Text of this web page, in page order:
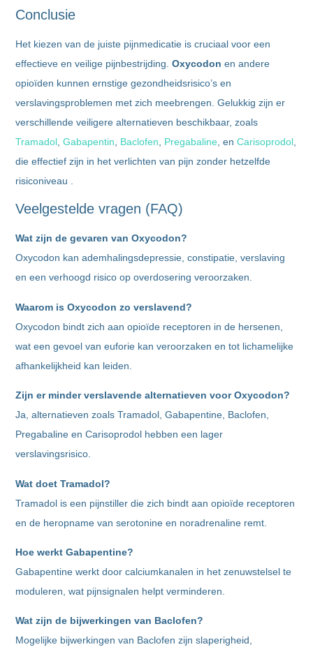
Conclusie
Het kiezen van de juiste pijnmedicatie is cruciaal voor een
effectieve en veilige pijnbestrijding.Oxycodon en andere
opioïden kunnen ernstige gezondheidsrisico’s en
verslavingsproblemen met zich meebrengen. Gelukkig zijn er
verschillende veiligere alternatieven beschikbaar, zoals
Tramadol ,Gabapentin Baclofen Pregabaline , enCarisoprodol
die effectief zijn in het verlichten van pijn zonder hetzelfde
risiconiveau .
Veelgestelde vragen (FAQ)
Wat zijn de gevaren vanOxycodon?
Oxycodon kan ademhalingsdepressie, constipatie, verslaving
en een verhoogd risico op overdosering veroorzaken.
Waarom isOxycodon zo verslavend?
Oxycodon bindt zich aan opioïde receptoren in de hersenen,
wat een gevoel van euforie kan veroorzaken en tot lichamelijke
afhankelijkheid kan leiden.
Zijn er minder verslavende alternatieven voorOxycodon?
Ja, alternatieven zoals Tramadol, Gabapentine, Baclofen,
Pregabaline en Carisoprodol hebben een lager
verslavingsrisico.
Wat doetTramadol?
Tramadol is een pijnstiller die zich bindt aan opioïde receptoren
en de heropname van serotonine en noradrenaline remt.
Hoe werktGabapentine?
Gabapentine werkt door calciumkanalen in het zenuwstelsel te
moduleren, wat pijnsignalen helpt verminderen.
Wat zijn de bijwerkingen van Baclofen?
Mogelijke bijwerkingen van Baclofen zijn slaperigheid,